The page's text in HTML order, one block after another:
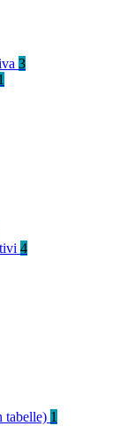
3
4
tabelle) 1